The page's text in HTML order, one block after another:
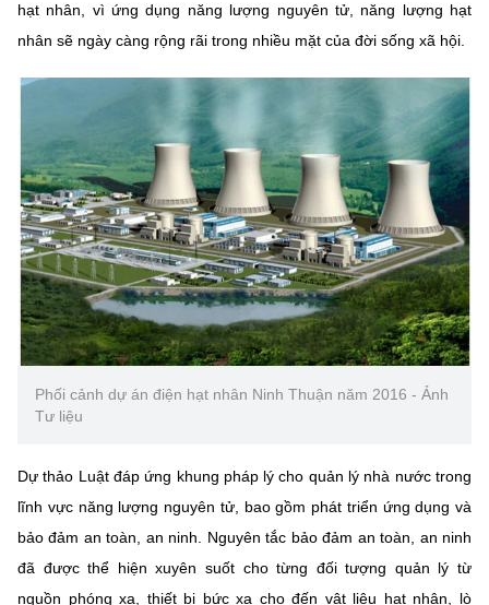
hạt nhân, vì ứng dụng năng lượng nguyên tử, năng lượng hạt
nhân sẽ ngày càng rộng rãi trong nhiều mặt của đời sống xã hội.
Phối cảnh dự án điện hạt nhân Ninh Thuận năm 2016 - Ảnh
Tư liệu
Dự thảo Luật đáp ứng khung pháp lý cho quản lý nhà nước trong
lĩnh vực năng lượng nguyên tử, bao gồm phát triển ứng dụng và
bảo đảm an toàn, an ninh. Nguyên tắc bảo đảm an toàn, an ninh
đã được thể hiện xuyên suốt cho từng đối tượng quản lý từ
nguồn phóng xạ, thiết bị bức xạ cho đến vật liệu hạt nhân, lò